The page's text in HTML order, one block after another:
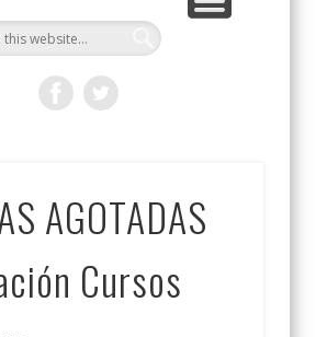
AGOTADAS
Cursos